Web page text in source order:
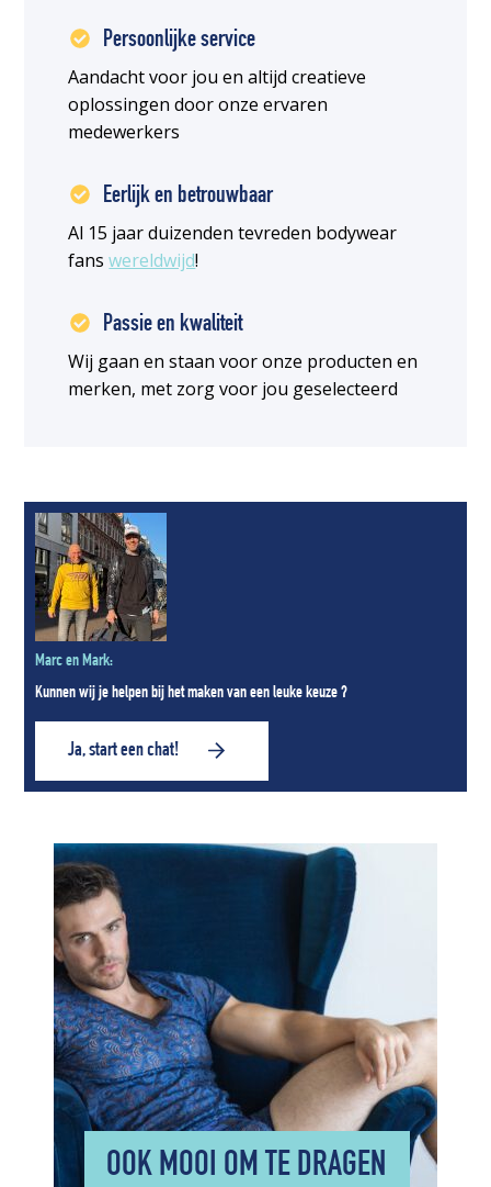
Persoonlijke service
Aandacht voor jou en altijd creatieve
oplossingen door onze ervaren
medewerkers
Eerlijk en betrouwbaar
Al 15 jaar duizenden tevreden bodywear
fanswereldwijd!
Passie en kwaliteit
Wij gaan en staan voor onze producten en
merken, met zorg voor jou geselecteerd
Marc en Mark:
Kunnen wij je helpen bij het maken van een leuke keuze ?
Ja, start een chat!
OOK MOOI OM TE DRAGEN